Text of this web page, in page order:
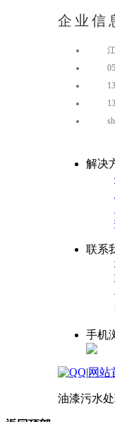
企业信
解决
联系
手机
|网站
油漆污水